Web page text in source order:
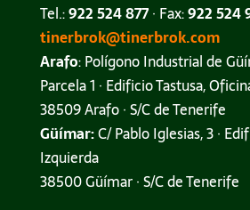
Tel.:922 524 877· Fax:922 524
tinerbrok@tinerbrok.com
Arafo: Polígono Industrial de
Parcela 1 · Edificio Tastusa,
38509 Arafo · S/C de Tenerife
Güímar:C/ Pablo Iglesias, 3 ·
Izquierda
38500 Güímar · S/C de Tenerife